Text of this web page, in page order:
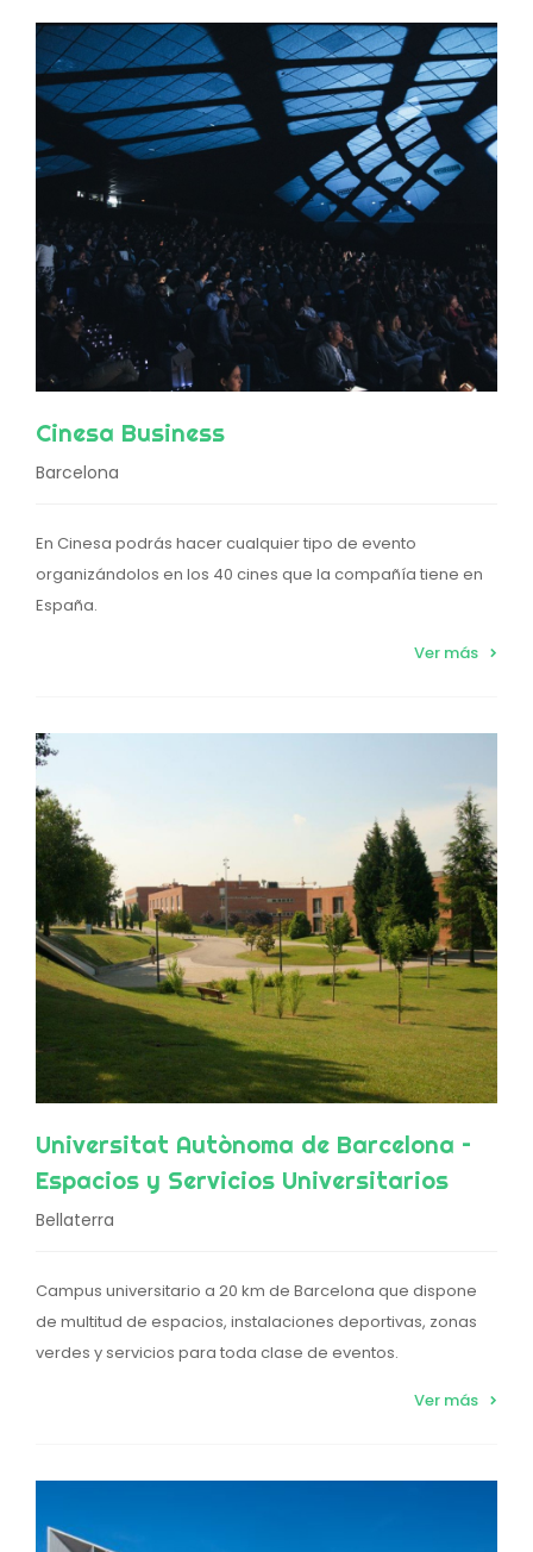
Cinesa Business
Barcelona
En Cinesa podrás hacer cualquier tipo de evento
organizándolos en los 40 cines que la compañía tiene en
España.
Ver más
Universitat Autònoma de Barcelona –
Espacios y Servicios Universitarios
Bellaterra
Campus universitario a 20 km de Barcelona que dispone
de multitud de espacios, instalaciones deportivas, zonas
verdes y servicios para toda clase de eventos.
Ver más